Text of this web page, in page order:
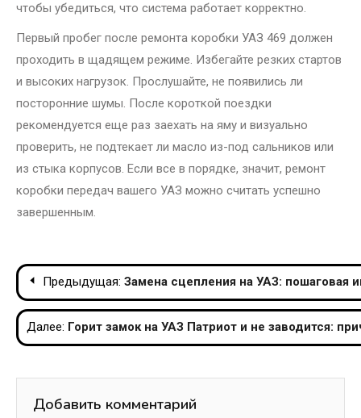
чтобы убедиться, что система работает корректно.
Первый пробег после ремонта коробки УАЗ 469 должен
проходить в щадящем режиме. Избегайте резких стартов
и высоких нагрузок. Прослушайте, не появились ли
посторонние шумы. После короткой поездки
рекомендуется еще раз заехать на яму и визуально
проверить, не подтекает ли масло из-под сальников или
из стыка корпусов. Если все в порядке, значит, ремонт
коробки передач вашего УАЗ можно считать успешно
завершенным.
Навигация
по
записям
Предыдущая: Замена сцепления на УАЗ: пошаговая
Далее: Горит замок на УАЗ Патриот и не заводится:
Добавить комментарий